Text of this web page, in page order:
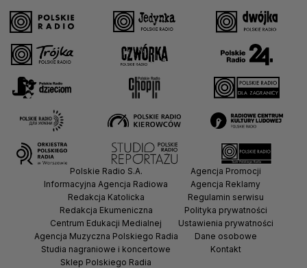
Polskie Radio S.A.
Informacyjna Agencja Radiowa
Redakcja Katolicka
Redakcja Ekumeniczna
Centrum Edukacji Medialnej
Agencja Muzyczna Polskiego Radia
Studia nagraniowe i koncertowe
Sklep Polskiego Radia
Agencja Promocji
Agencja Reklamy
Regulamin serwisu
Polityka prywatności
Ustawienia prywatności
Dane osobowe
Kontakt